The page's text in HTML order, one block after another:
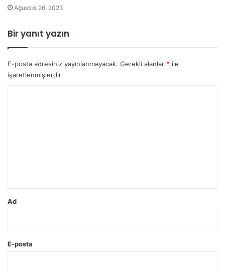
Ağustos 26, 2023
Bir yanıt yazın
E-posta adresiniz yayınlanmayacak. Gerekli alanlar * ile
işaretlenmişlerdir
Ad
E-posta